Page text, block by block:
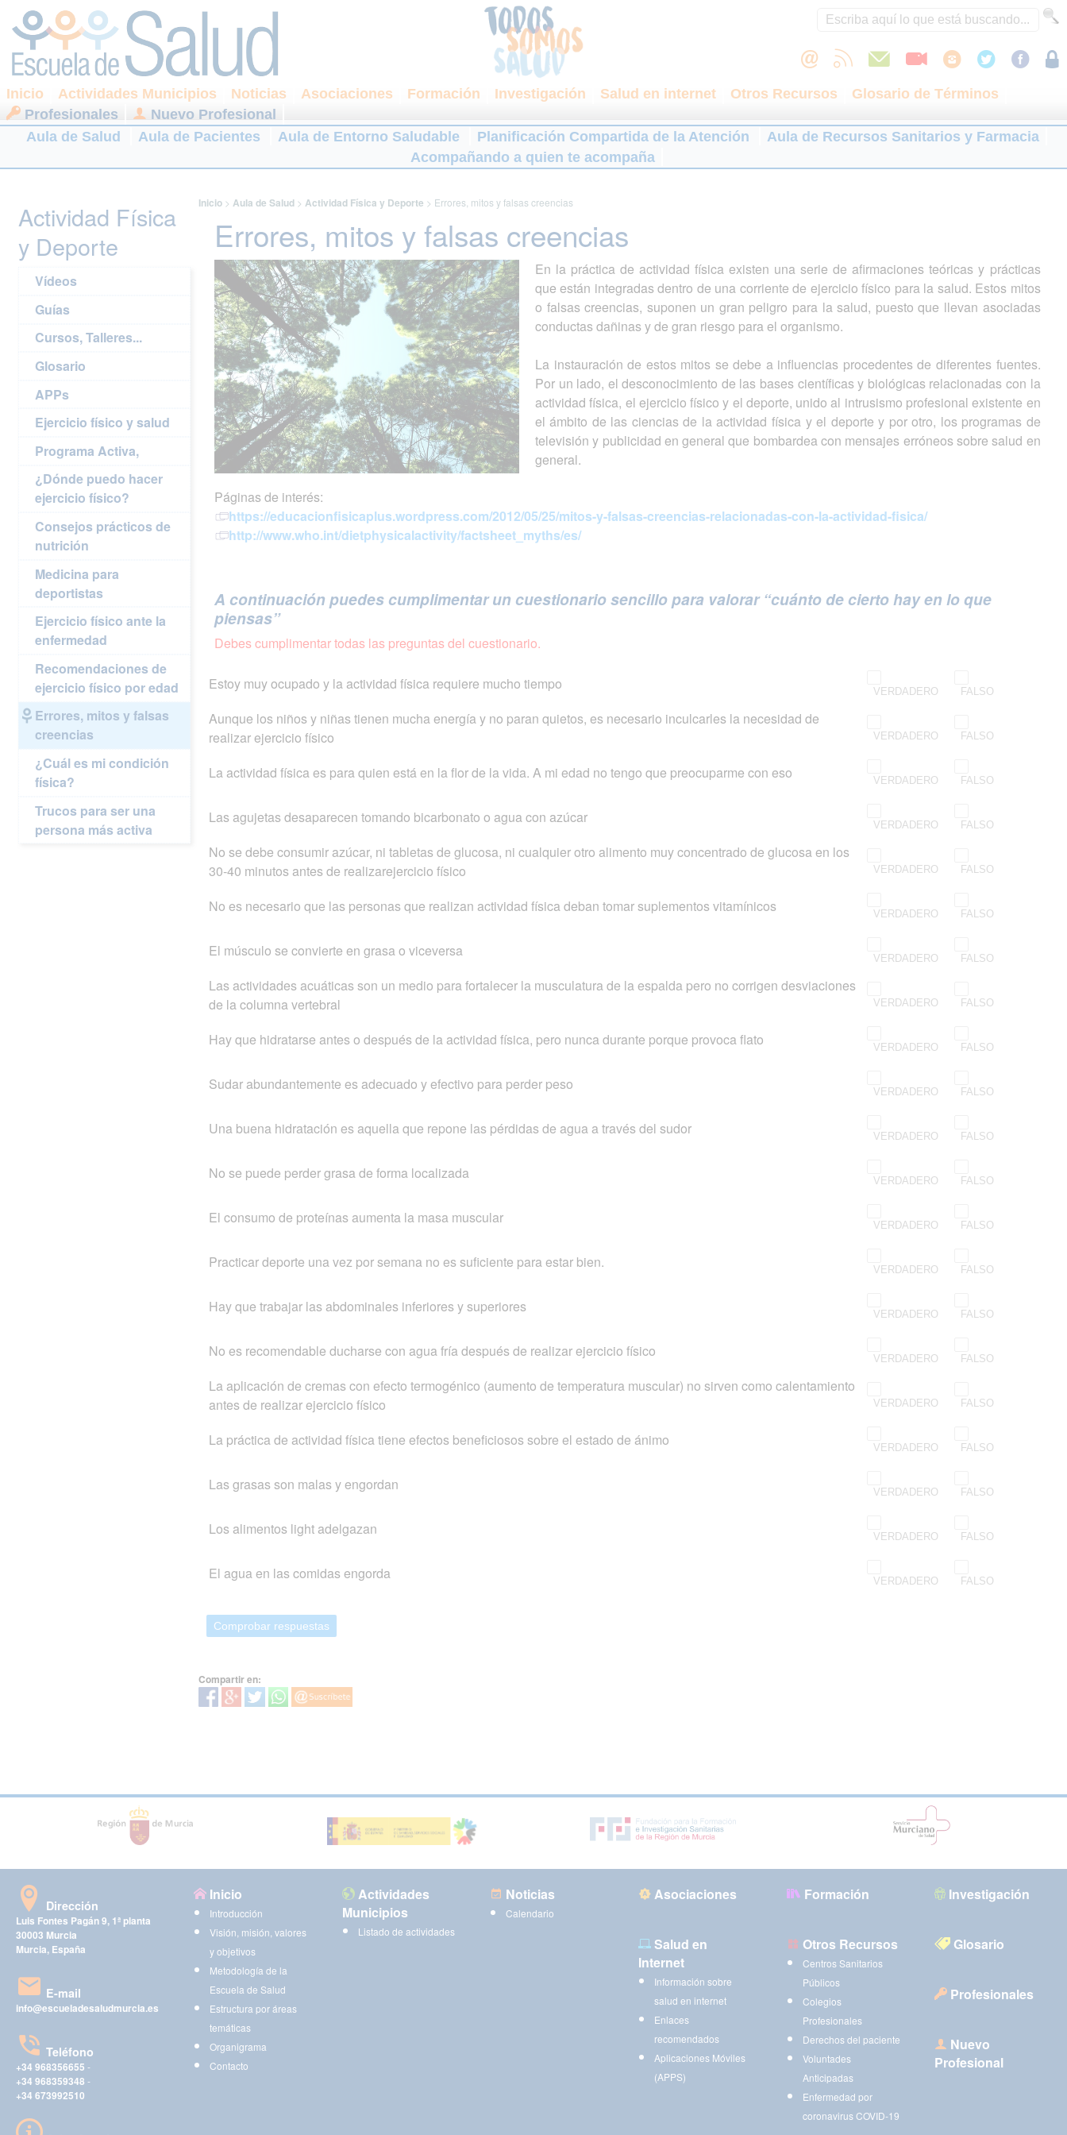
Inicio Actividades Municipios Noticias Asociaciones Formación Investigación Salud en internet Otros Recursos
Glosario de Términos
Profesionales
Nuevo Profesional
Aula de Salud
Aula de Pacientes Aula de Entorno Saludable Planificación Compartida de la Atención
Aula de Recursos Sanitarios y Farmacia
Acompañando a quien te acompaña
Actividad Física
y Deporte
Vídeos
Guías
Cursos, Talleres...
Glosario
APPs
Ejercicio físico y salud
Programa Activa,
¿Dónde puedo hacer
ejercicio físico?
Consejos prácticos de
nutrición
Medicina para
deportistas
Ejercicio físico ante la
enfermedad
Recomendaciones de
ejercicio físico por edad
Errores, mitos y falsas
creencias
¿Cuál es mi condición
física?
Trucos para ser una
persona más activa
Inicio> Aula de Salud> Actividad Física y Deporte > Errores, mitos y falsas creencias
Errores, mitos y falsas creencias
En la práctica de actividad física existen una serie de afirmaciones teóricas y prácticas
que están integradas dentro de una corriente de ejercicio físico para la salud. Estos mitos
o falsas creencias, suponen un gran peligro para la salud, puesto que llevan asociadas
conductas dañinas y de gran riesgo para el organismo.
La instauración de estos mitos se debe a influencias procedentes de diferentes fuentes.
Por un lado, el desconocimiento de las bases científicas y biológicas relacionadas con la
actividad física, el ejercicio físico y el deporte, unido al intrusismo profesional existente en
el ámbito de las ciencias de la actividad física y el deporte y por otro, los programas de
televisión y publicidad en general que bombardea con mensajes erróneos sobre salud en
general.
Páginas de interés:
https://educacionfisicaplus.wordpress.com/2012/05/25/mitos-y-falsas-creencias-relacionadas-con-la-actividad-fisica/
http://www.who.int/dietphysicalactivity/factsheet_myths/es/
A continuación puedes cumplimentar un cuestionario sencillo para valorar “cuánto de cierto hay en lo que
piensas”
Debes cumplimentar todas las preguntas del cuestionario.
Estoy muy ocupado y la actividad física requiere mucho tiempo VERDADERO FALSO
Aunque los niños y niñas tienen mucha energía y no paran quietos, es necesario inculcarles la necesidad de
realizar ejercicio físico
VERDADERO FALSO
La actividad física es para quien está en la flor de la vida. A mi edad no tengo que preocuparme con eso VERDADERO FALSO
Las agujetas desaparecen tomando bicarbonato o agua con azúcar VERDADERO FALSO
No se debe consumir azúcar, ni tabletas de glucosa, ni cualquier otro alimento muy concentrado de glucosa en los
30-40 minutos antes de realizarejercicio físico
VERDADERO FALSO
No es necesario que las personas que realizan actividad física deban tomar suplementos vitamínicos VERDADERO FALSO
El músculo se convierte en grasa o viceversa VERDADERO FALSO
Las actividades acuáticas son un medio para fortalecer la musculatura de la espalda pero no corrigen desviaciones
de la columna vertebral
VERDADERO FALSO
Hay que hidratarse antes o después de la actividad física, pero nunca durante porque provoca flato VERDADERO FALSO
Sudar abundantemente es adecuado y efectivo para perder peso VERDADERO FALSO
Una buena hidratación es aquella que repone las pérdidas de agua a través del sudor VERDADERO FALSO
No se puede perder grasa de forma localizada VERDADERO FALSO
El consumo de proteínas aumenta la masa muscular VERDADERO FALSO
Practicar deporte una vez por semana no es suficiente para estar bien. VERDADERO FALSO
Hay que trabajar las abdominales inferiores y superiores VERDADERO FALSO
No es recomendable ducharse con agua fría después de realizar ejercicio físico VERDADERO FALSO
La aplicación de cremas con efecto termogénico (aumento de temperatura muscular) no sirven como calentamiento
antes de realizar ejercicio físico
VERDADERO FALSO
La práctica de actividad física tiene efectos beneficiosos sobre el estado de ánimo VERDADERO FALSO
Las grasas son malas y engordan VERDADERO FALSO
Los alimentos light adelgazan VERDADERO FALSO
El agua en las comidas engorda VERDADERO FALSO
Comprobar respuestas
Compartir en:
Dirección
Luis Fontes Pagán 9, 1ª planta
30003 Murcia
Murcia, España
E-mail
info@escueladesaludmurcia.es
Teléfono
+34 968356655 -
+34 968359348 -
+34 673992510
Inicio
Introducción
Visión, misión, valores
y objetivos
Metodología de la
Escuela de Salud
Estructura por áreas
temáticas
Organigrama
Contacto
Actividades
Municipios
Listado de actividades
Noticias
Calendario
Asociaciones Formación Investigación
Salud en
Internet
Información sobre
salud en internet
Enlaces
recomendados
Aplicaciones Móviles
(APPS)
Otros Recursos
Centros Sanitarios
Públicos
Colegios
Profesionales
Derechos del paciente
Voluntades
Anticipadas
Enfermedad por
coronavirus COVID-19
Glosario
Profesionales
Nuevo
Profesional